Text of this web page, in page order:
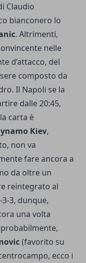
Claudio
bianconero lo
. Altrimenti,
nelle
d’attacco, del
composto da
Il Napoli se la
dalle 20:45,
carta è
Kiev,
non va
fare ancora a
da oltre un
reintegrato al
3, dunque,
una volta
(favorito su
ecco i